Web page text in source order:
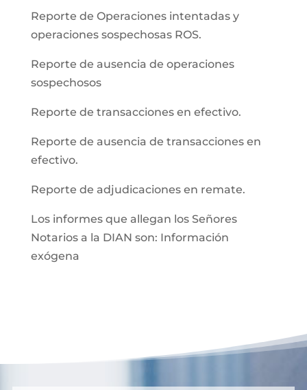
Reporte de Operaciones intentadas y
operaciones sospechosas ROS.
Reporte de ausencia de operaciones
sospechosos
Reporte de transacciones en efectivo.
Reporte de ausencia de transacciones en
efectivo.
Reporte de adjudicaciones en remate.
Los informes que allegan los Señores
Notarios a la DIAN son: Información
exógena